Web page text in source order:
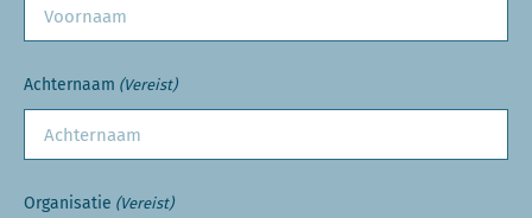
Achternaam (Vereist)
Organisatie (Vereist)